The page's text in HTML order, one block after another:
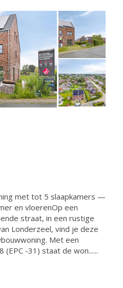
met tot 5 slaapkamers —
en vloerenOp een
straat, in een rustige
Londerzeel, vind je deze
Met een
(EPC -31) staat de won......